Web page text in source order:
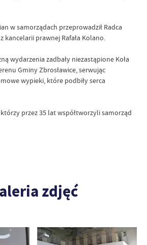
w samorządach przeprowadził Radca
kancelarii prawnej Rafała Kolano.
wydarzenia zadbały niezastąpione Koła
Gminy Zbrosławice, serwując
wypieki, które podbiły serca
przez 35 lat współtworzyli samorząd
zdjęć